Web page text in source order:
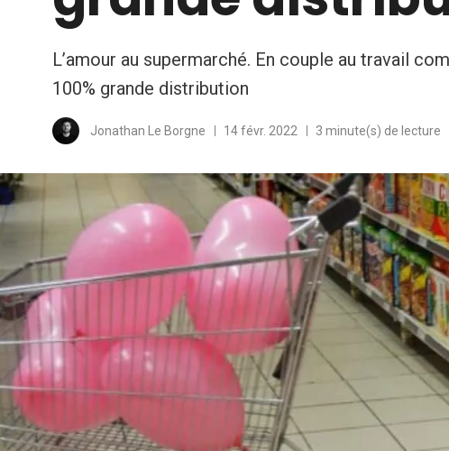
L’amour au supermarché. En couple au travail
100% grande distribution
Jonathan Le Borgne 14 févr. 2022 3 minute(s) de lecture